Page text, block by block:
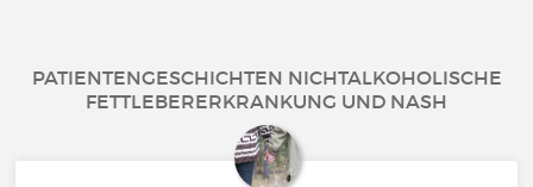
PATIENTENGESCHICHTEN NICHTALKOHOLISCHE
FETTLEBERERKRANKUNG UND NASH